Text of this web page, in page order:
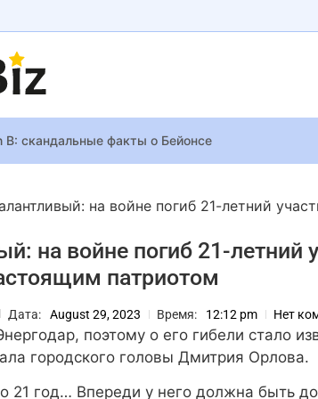
B: скандальные факты о Бейонсе
and The Heron” вошел в историю как первый
нашел баг с бесконечным количеством денег
подробности Gothic 1 Remak: разработчики
Болдуину смягчили обвинения в
то вернулись: Тарас Тополя показал первое
Поплавский на архивных фото показал, как
на войне погиб 21-летний
на войне погиб 21-летний
патриотом
Дата: August 29, 2023 Время: 12:12 pm Нет
поэтому о его гибели стало
городского головы Дмитрия Орлова.
21 год… Впереди у него должна быть